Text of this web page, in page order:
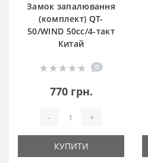
Замок запалювання
(комплект) QT-
50/WIND 50сс/4-такт
Китай
0
770 грн.
- +
КУПИТИ